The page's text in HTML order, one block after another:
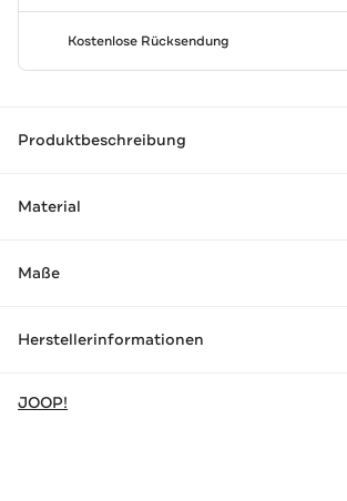
Kostenlose Rücksendung
Produktbeschreibung
Material
Maße
Herstellerinformationen
JOOP!